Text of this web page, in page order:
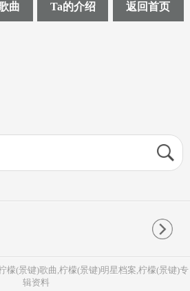
曲 Ta的介绍 返回首页
檬(景键)歌曲,柠檬(景键)明星档案,柠檬(景键)专
辑资料